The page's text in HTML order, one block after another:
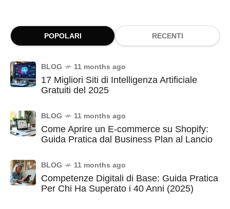
POPOLARI RECENTI
BLOG 11 months ago
17 Migliori Siti di Intelligenza Artificiale
Gratuiti del 2025
BLOG 11 months ago
Come Aprire un E-commerce su Shopify:
Guida Pratica dal Business Plan al Lancio
BLOG 11 months ago
Competenze Digitali di Base: Guida Pratica
Per Chi Ha Superato i 40 Anni (2025)